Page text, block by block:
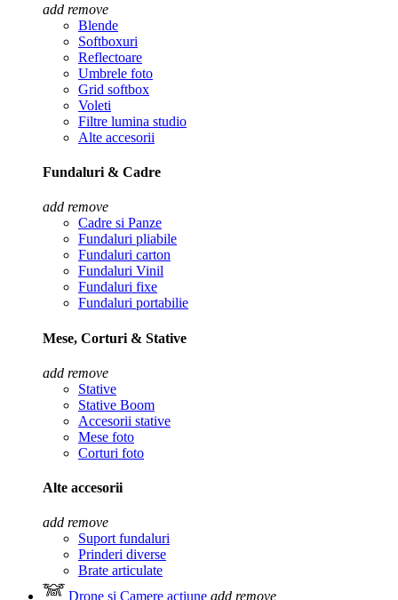
add remove
Blende
Softboxuri
Reflectoare
Umbrele foto
Grid softbox
Voleti
Filtre lumina studio
Alte accesorii
Fundaluri & Cadre
add remove
Cadre si Panze
Fundaluri pliabile
Fundaluri carton
Fundaluri Vinil
Fundaluri fixe
Fundaluri portabilie
Mese, Corturi & Stative
add remove
Stative
Stative Boom
Accesorii stative
Mese foto
Corturi foto
Alte accesorii
add remove
Suport fundaluri
Prinderi diverse
Brate articulate
Drone si Camere actiune add remove